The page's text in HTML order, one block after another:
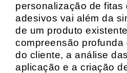
personalização de fitas
adesivos vai além da
de um produto
compreensão
do cliente, a análise
aplicação e a criação